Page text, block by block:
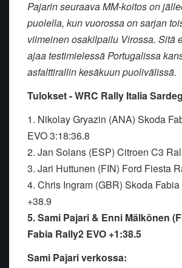
Pajarin seuraava MM-koitos on
puolella, kun vuorossa on sarjan
viimeinen osakilpailu Virossa. Sitä
ajaa testimielessä Portugalissa
asfalttirallin kesäkuun puolivälissä.
Tulokset - WRC Rally Italia
1. Nikolay Gryazin (ANA) Skoda
EVO 3:18:36.8
2. Jan Solans (ESP) Citroen C3
3. Jari Huttunen (FIN) Ford Fiesta
4. Chris Ingram (GBR) Skoda
+38.9
5. Sami Pajari & Enni Mälkönen
Fabia Rally2 EVO +1:38.5
Sami Pajari verkossa: